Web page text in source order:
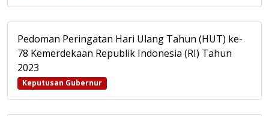
Pedoman Peringatan Hari Ulang Tahun (HUT) ke-
78 Kemerdekaan Republik Indonesia (RI) Tahun
2023
Keputusan Gubernur